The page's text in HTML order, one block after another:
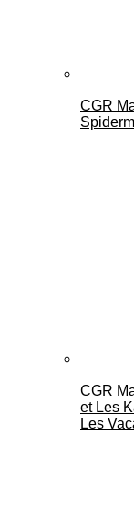
CGR
CGR
et Les
Les